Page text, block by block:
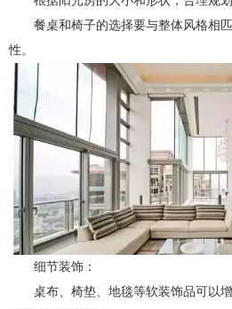
餐桌和椅子的选择要与整体风格相匹
性。
细节装饰：
桌布、椅垫、地毯等软装饰品可以增